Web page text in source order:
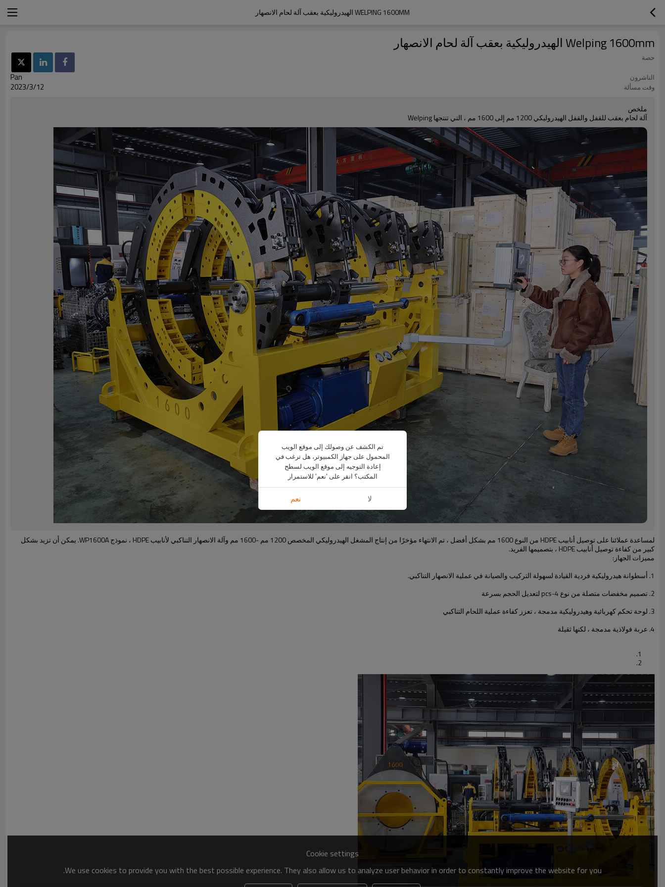
WELPING 1600MM الهيدروليكية بعقب آلة لحام الانصهار
Welping 1600mm الهيدروليكية بعقب آلة لحام الانصهار
حصة
الناشرون
Pan
وقت مسألة 2023/3/12
ملخص
آلة لحام بعقب للقفل والقفل الهيدروليكي 1200 مم إلى 1600 مم ، التي تنتجها Welping
لمساعدة عملائنا على توصيل أنابيب HDPE من النوع 1600 مم بشكل أفضل ، تم الانتهاء مؤخرًا من إنتاج المشغل الهيدروليكي المخصص 1200 مم -1600 مم وآلة الانصهار التناكبي لأنابيب HDPE ، نموذج WP1600A. يمكن أن تزيد بشكل
كبير من كفاءة توصيل أنابيب HDPE ، بتصميمها الفريد.
مميزات الجهاز:
1. أسطوانة هيدروليكية فردية القيادة لسهولة التركيب والصيانة في عملية الانصهار التناكبي.
2. تصميم مخفضات متصلة من نوع 4-pcs لتعديل الحجم بسرعة
3. لوحة تحكم كهربائية وهيدروليكية مدمجة ، تعزز كفاءة عملية اللحام التناكبي
4. عربة فولاذية مدمجة ، لكنها ثقيلة
Cookie settings
We use cookies to provide you with the best possible experience. They also allow us to analyze user behavior in order to constantly improve the website for you.
تم الكشف عن وصولك إلى موقع الويب
المحمول على جهاز الكمبيوتر، هل ترغب في
إعادة التوجيه إلى موقع الويب لسطح
المكتب؟ انقر على 'نعم' للاستمرار
لا نعم